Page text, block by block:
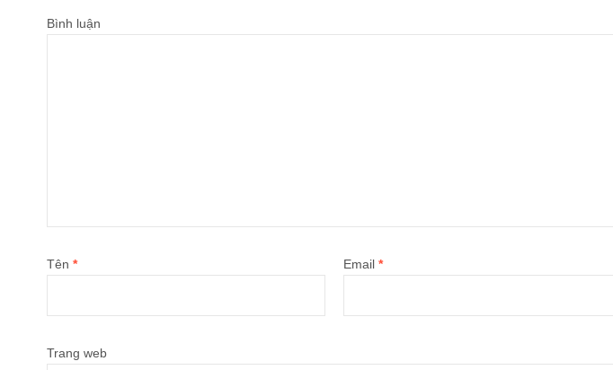
Bình luận
Tên * Email *
Trang web